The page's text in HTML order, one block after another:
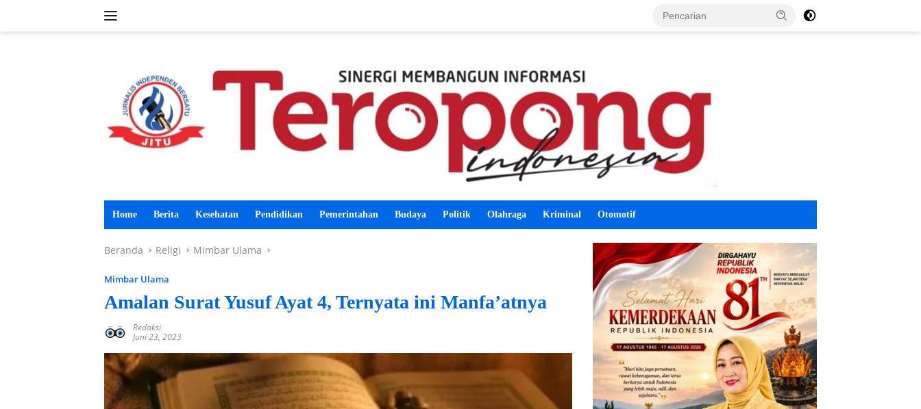
Home Berita Kesehatan Pendidikan Pemerintahan Budaya Politik Olahraga Kriminal Otomotif
Beranda Religi Mimbar Ulama
Mimbar Ulama
Amalan Surat Yusuf Ayat 4, Ternyata ini Manfa’atnya
Redaksi
Juni 23, 2023